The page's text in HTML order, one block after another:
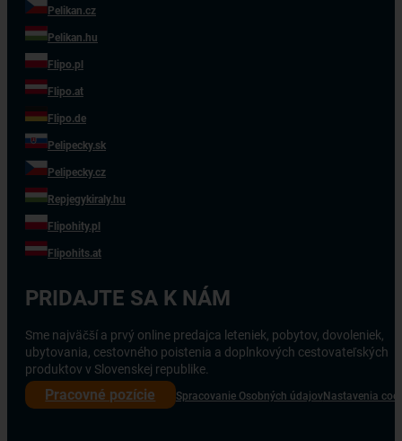
Pelikan.cz
Pelikan.hu
Flipo.pl
Flipo.at
Flipo.de
Pelipecky.sk
Pelipecky.cz
Repjegykiraly.hu
Flipohity.pl
Flipohits.at
PRIDAJTE SA K NÁM
Sme najväčší a prvý online predajca leteniek, pobytov, dovoleniek,
ubytovania, cestovného poistenia a doplnkových cestovateľských
produktov v Slovenskej republike.
Pracovné pozície Spracovanie Osobných údajovNastavenia